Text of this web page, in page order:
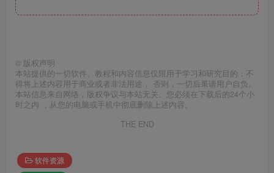
© 版权声明
本站提供的一切软件、教程和内容信息仅限用于学习和研究目的；不
得将上述内容用于商业或者非法用途， 否则，一切后果请用户自负。
本站信息来自网络，版权争议与本站无关。您必须在下载后的24个小
时之内 ，从您的电脑或手机中彻底删除上述内容。
THE END
软件资源